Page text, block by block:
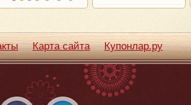
Карта сайта Купонлар.ру